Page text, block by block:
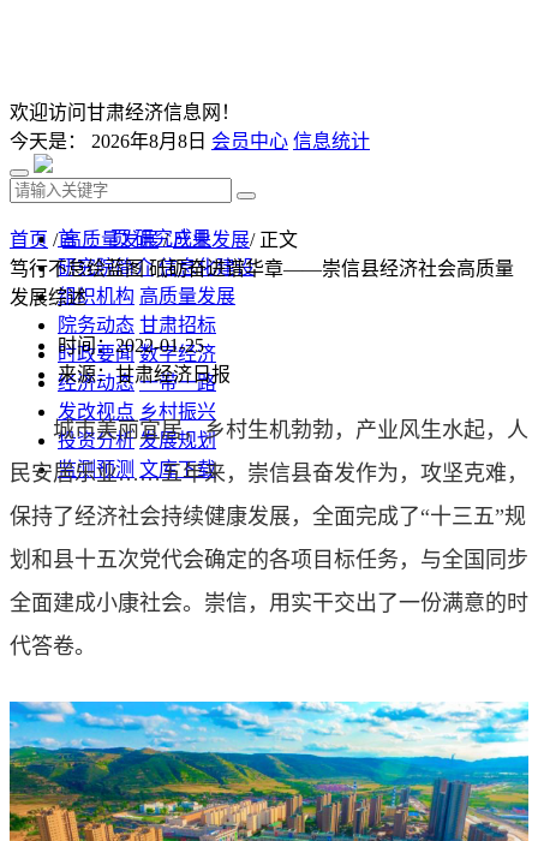
欢迎访问甘肃经济信息网！
今天是： 2026年8月8日 会员中心 信息统计
首 页 研究成果
研究院简介 信息化建设
组织机构 高质量发展
院务动态 甘肃招标
时政要闻 数字经济
经济动态 一带一路
发改视点 乡村振兴
投资分析 发展规划
监测预测 文库下载
首页 /高质量发展/产业发展/ 正文
笃行不怠绘蓝图 砥砺奋进谱华章——崇信县经济社会高质量
发展综述
时间：2022-01-25
来源：甘肃经济日报
城市美丽宜居，乡村生机勃勃，产业风生水起，人
民安居乐业……五年来，崇信县奋发作为，攻坚克难，
保持了经济社会持续健康发展，全面完成了“十三五”规
划和县十五次党代会确定的各项目标任务，与全国同步
全面建成小康社会。崇信，用实干交出了一份满意的时
代答卷。